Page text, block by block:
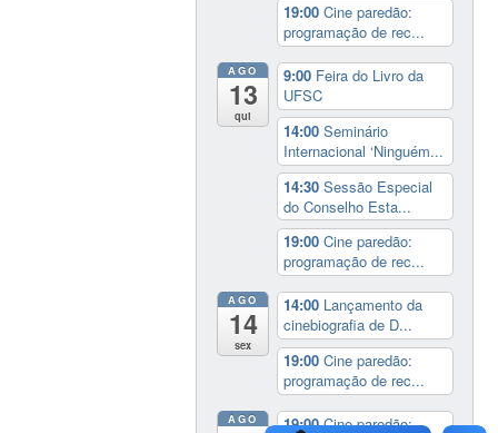
19:00Cine paredão:
programação de rec...
AGO
13
qui
9:00 Feira do Livro da
UFSC
14:00Seminário
Internacional ‘Ninguém...
14:30Sessão Especial
do Conselho Esta...
19:00Cine paredão:
programação de rec...
AGO
14
sex
14:00 Lançamento da
cinebiografia de D...
19:00Cine paredão:
programação de rec...
AGO 19:00Cine paredão: